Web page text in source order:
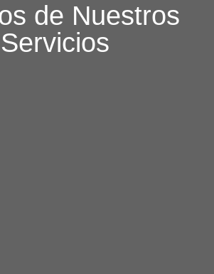
de Nuestros
Servicios